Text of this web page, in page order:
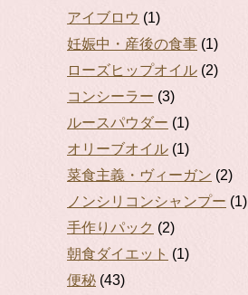
アイブロウ (1)
妊娠中・産後の食事 (1)
ローズヒップオイル (2)
コンシーラー (3)
ルースパウダー (1)
オリーブオイル (1)
菜食主義・ヴィーガン (2)
ノンシリコンシャンプー (1)
手作りパック (2)
朝食ダイエット (1)
便秘 (43)